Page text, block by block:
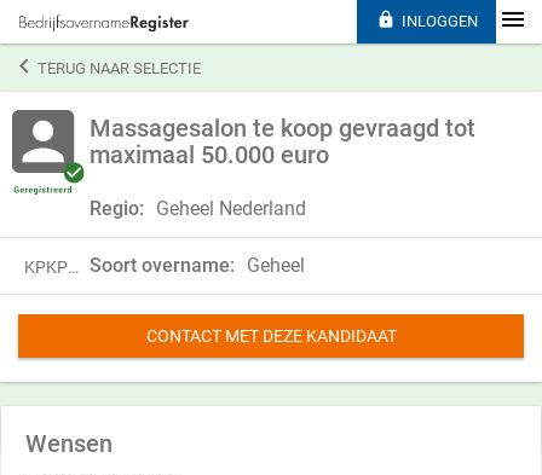
TERUG NAAR SELECTIE
Massagesalon te koop gevraagd tot
maximaal 50.000 euro
Regio: Geheel Nederland
KPKP24PTH39L Soort overname: Geheel
CONTACT MET DEZE KANDIDAAT
Wensen
 INLOGGEN